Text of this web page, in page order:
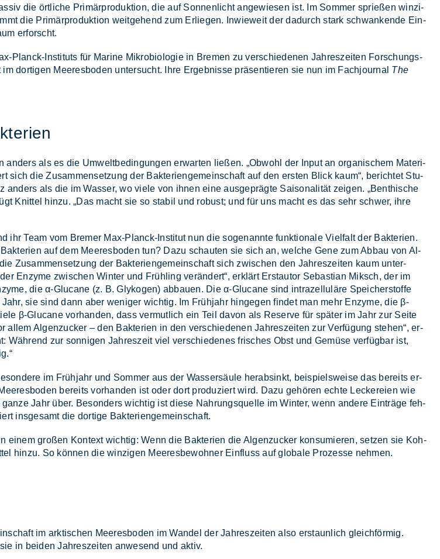
die ört­li­che Pri­mär­pro­duk­ti­on, die auf Son­nen­licht an­ge­wie­sen ist. Im Som­mer sprie­ßen win­zi­
die Pri­mär­pro­duk­ti­on weit­ge­hend zum Er­lie­gen. In­wie­weit der da­durch stark schwan­ken­de Ein­
er­forscht.
Planck-In­sti­tuts für Ma­ri­ne Mi­kro­bio­lo­gie in Bre­men zu ver­schie­de­nen Jah­res­zei­ten For­schungs­
dor­ti­gen Mee­res­bo­den un­ter­sucht. Ihre Er­geb­nis­se prä­sen­tie­ren sie nun im Fach­jour­nal The
als es die Um­welt­be­din­gun­gen er­war­ten lie­ßen. „Ob­wohl der In­put an or­ga­ni­schem Ma­te­ri­
sich die Zu­sam­men­set­zung der Bak­te­ri­en­ge­mein­schaft auf den ers­ten Blick kaum“, be­rich­tet Stu­
als die im Was­ser, wo vie­le von ih­nen eine aus­ge­präg­te Sai­so­na­li­tät zei­gen. „Bent­hi­sche
Knit­tel hin­zu. „Das macht sie so sta­bil und ro­bust; und für uns macht es das sehr schwer, ihre
ihr Team vom Bre­mer Max-Planck-In­sti­tut nun die so­ge­nann­te funk­tio­na­le Viel­falt der Bak­te­ri­en.
auf dem Mee­res­bo­den tun? Dazu schau­ten sie sich an, wel­che Gene zum Ab­bau von Al­
Zu­sam­men­set­zung der Bak­te­ri­en­ge­mein­schaft sich zwi­schen den Jah­res­zei­ten kaum un­ter­
En­zy­me zwi­schen Win­ter und Früh­ling ver­än­dert“, er­klärt Er­st­au­tor Se­bas­ti­an Miksch, der im
die α-Glu­ca­ne (z. B. Gly­ko­gen) ab­bau­en. Die α-Glu­ca­ne sind in­tra­zel­lu­lä­re Spei­cher­stof­fe
sie sind dann aber we­ni­ger wich­tig. Im Früh­jahr hin­ge­gen fin­det man mehr En­zy­me, die β-
β-Glu­ca­ne vor­han­den, dass ver­mut­lich ein Teil da­von als Re­ser­ve für spä­ter im Jahr zur Sei­te
Al­gen­zu­cker – den Bak­te­ri­en in den ver­schie­de­nen Jah­res­zei­ten zur Ver­fü­gung ste­hen“, er­
Wäh­rend zur son­ni­gen Jah­res­zeit viel ver­schie­de­nes fri­sches Obst und Ge­mü­se ver­füg­bar ist,
im Früh­jahr und Som­mer aus der Was­ser­säu­le her­ab­sinkt, bei­spiels­wei­se das be­reits er­
be­reits vor­han­den ist oder dort pro­du­ziert wird. Dazu ge­hö­ren ech­te Le­cke­rei­en wie
Jahr über. Be­son­ders wich­tig ist die­se Nah­rungs­quel­le im Win­ter, wenn an­de­re Ein­trä­ge feh­
ins­ge­samt die dor­ti­ge Bak­te­ri­en­ge­mein­schaft.
ei­nem gro­ßen Kon­text wich­tig: Wenn die Bak­te­ri­en die Al­gen­zu­cker kon­su­mie­ren, set­zen sie Koh­
hin­zu. So kön­nen die win­zi­gen Mee­res­be­woh­ner Ein­fluss auf glo­ba­le Pro­zes­se neh­men.
im ark­ti­schen Mee­res­bo­den im Wan­del der Jah­res­zei­ten also er­staun­lich gleich­för­mig.
in bei­den Jah­res­zei­ten an­we­send und ak­tiv.